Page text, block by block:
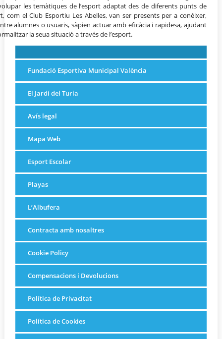
les temàtiques de l’esport adaptat des de diferents punts de
com el Club Esportiu Les Abelles, van ser presents per a conéixer,
alumnes o usuaris, sàpien actuar amb eficàcia i rapidesa, ajudant
la seua situació a través de l’esport.
Fundació Esportiva Municipal València
El Jardí del Turia
Avís legal
Mapa Web
Esport Escolar
Playas
L’Albufera
Contracta amb nosaltres
Cookie Policy
Compensacions i Devolucions
Política de Privacitat
Política de Cookies